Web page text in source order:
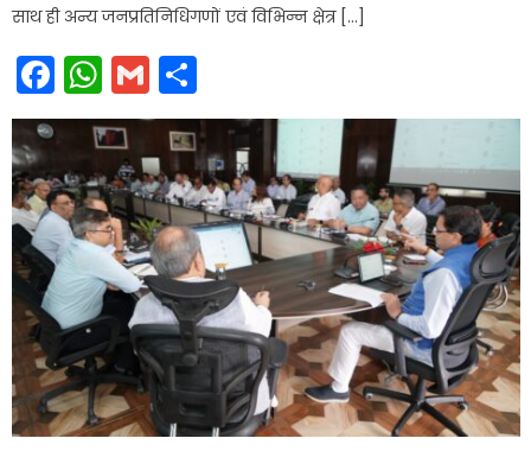
साथ ही अन्य जनप्रतिनिधिगणों एवं विभिन्न क्षेत्र […]
Facebook
WhatsApp
Gmail